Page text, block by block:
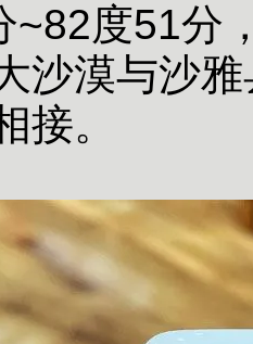
~82度51分
沙漠与沙
接。